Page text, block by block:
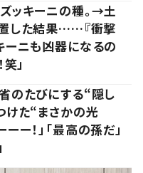
ッキーニの種。→土
した結果……『衝撃
ーニも凶器になるの
」
のたびにする“隠し
けた“まさかの光
ー！」「最高の孫だ」